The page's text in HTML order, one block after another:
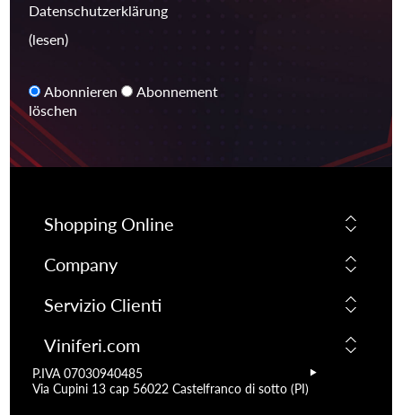
Datenschutzerklärung
(lesen)
Abonnieren
Abonnement
löschen
Shopping Online
Company
Servizio Clienti
Viniferi.com
P.IVA 07030940485
Via Cupini 13 cap 56022 Castelfranco di sotto (PI)